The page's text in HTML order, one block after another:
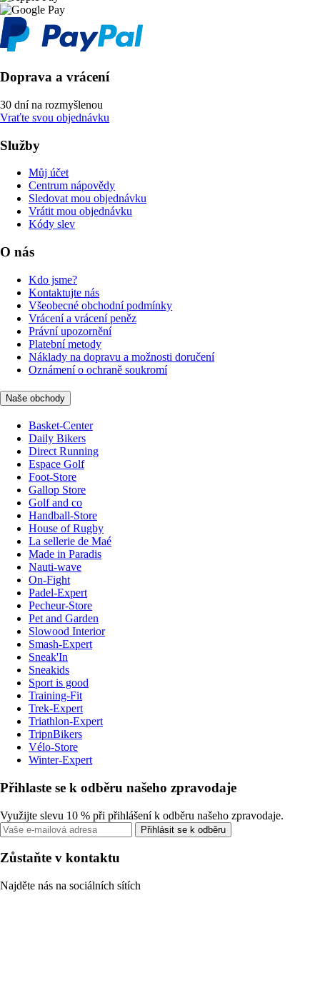
Doprava a vrácení
30 dní na rozmyšlenou
Vraťte svou objednávku
Služby
Můj účet
Centrum nápovědy
Sledovat mou objednávku
Vrátit mou objednávku
Kódy slev
O nás
Kdo jsme?
Kontaktujte nás
Všeobecné obchodní podmínky
Vrácení a vrácení peněz
Právní upozornění
Platební metody
Náklady na dopravu a možnosti doručení
Oznámení o ochraně soukromí
Naše obchody
Basket-Center
Daily Bikers
Direct Running
Espace Golf
Foot-Store
Gallop Store
Golf and co
Handball-Store
House of Rugby
La sellerie de Maé
Made in Paradis
Nauti-wave
On-Fight
Padel-Expert
Pecheur-Store
Pet and Garden
Slowood Interior
Smash-Expert
Sneak'In
Sneakids
Sport is good
Training-Fit
Trek-Expert
Triathlon-Expert
TripnBikers
Vélo-Store
Winter-Expert
Přihlaste se k odběru našeho zpravodaje
Využijte slevu 10 % při přihlášení k odběru našeho zpravodaje.
Přihlásit se k odběru
Zůstaňte v kontaktu
Najděte nás na sociálních sítích